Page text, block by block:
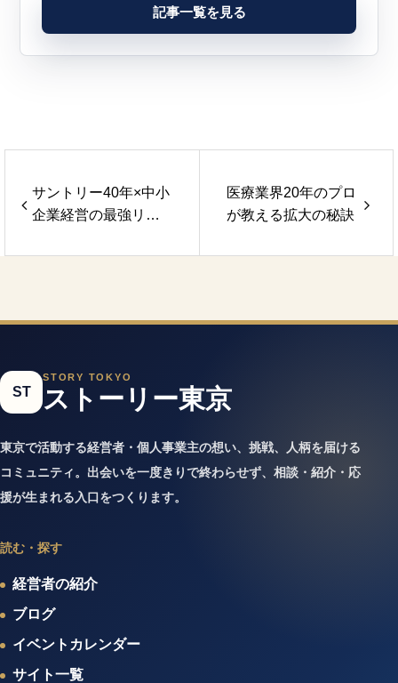
記事一覧を見る
サントリー40年×中小
企業経営の最強リー
ント
医療業界20年のプロ
が教える拡大の秘訣
ST
STORY TOKYO
ストーリー東京
東京で活動する経営者・個人事業主の想い、挑戦、人柄を届ける
コミュニティ。出会いを一度きりで終わらせず、相談・紹介・応
援が生まれる入口をつくります。
読む・探す
経営者の紹介
ブログ
イベントカレンダー
サイト一覧